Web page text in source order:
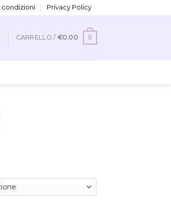
condizioni Privacy Policy
CARRELLO / €0.00 0